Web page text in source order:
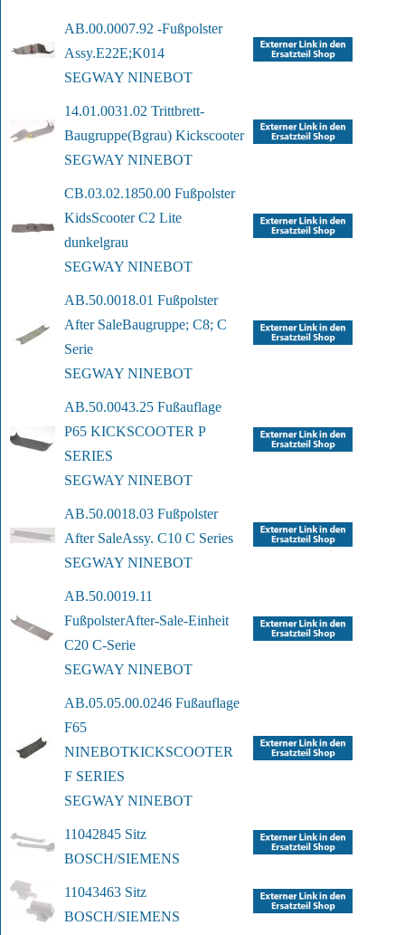
AB.00.0007.92 -Fußpolster
Assy.E22E;K014
SEGWAY NINEBOT
14.01.0031.02 Trittbrett-
Baugruppe(Bgrau) Kickscooter
SEGWAY NINEBOT
CB.03.02.1850.00 Fußpolster
KidsScooter C2 Lite
dunkelgrau
SEGWAY NINEBOT
AB.50.0018.01 Fußpolster
After SaleBaugruppe; C8; C
Serie
SEGWAY NINEBOT
AB.50.0043.25 Fußauflage
P65 KICKSCOOTER P
SERIES
SEGWAY NINEBOT
AB.50.0018.03 Fußpolster
After SaleAssy. C10 C Series
SEGWAY NINEBOT
AB.50.0019.11
FußpolsterAfter-Sale-Einheit
C20 C-Serie
SEGWAY NINEBOT
AB.05.05.00.0246 Fußauflage
F65
NINEBOTKICKSCOOTER
F SERIES
SEGWAY NINEBOT
11042845 Sitz
BOSCH/SIEMENS
11043463 Sitz
BOSCH/SIEMENS